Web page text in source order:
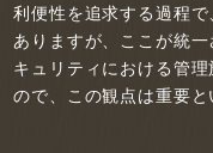
利便性を追求する過程
ありますが、ここが統
キュリティにおける管
ので、この観点は重要と